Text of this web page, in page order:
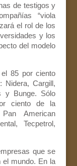
de testigos y
“viola
el rol de los
y los
del modelo
85 por ciento
Nidera, Cargill,
y Bunge. Sólo
ciento de la
American
Tecpetrol,
que se
el mundo. En la